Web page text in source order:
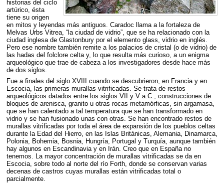
historias del ciclo
artúrico, ésta
tiene su origen
en mitos y leyendas más antiguos. Caradoc llama a la fortaleza de
Melvas Urbs Vitrea, “la ciudad de vidrio”, que se ha relacionado con la
ciudad inglesa de Glastonbury por el elemento glass, vidrio en inglés.
Pero ese nombre también remite a los palacios de cristal (o de vidrio) de
las hadas del folclore celta y, lo que resulta más curioso, a un enigma
arqueológico que trae de cabeza a los investigadores desde hace más
de dos siglos.
Fue a finales del siglo XVIII
cuando se descubrieron, en Francia y en
Escocia, las primeras murallas vitrificadas. Se trata de restos
arqueológicos datados entre los siglos VII
y V a.C., construcciones de
bloques de arenisca, granito u otras rocas metamórficas, sin argamasa,
que se han calentado a tal temperatura que se han transformado en
vidrio y se han fusionado unas con otras. Se han encontrado restos de
murallas vitrificadas por toda el área de expansión de los pueblos celtas
durante la Edad del Hierro, en las Islas Británicas, Alemania, Dinamarca,
Polonia, Bohemia, Bosnia, Hungría, Portugal y Turquía, aunque también
hay algunos en Escandinavia y en Irán. Creo que en España no
tenemos. La mayor concentración de murallas vitrificadas se da en
Escocia, sobre todo al norte del río Forth, donde se conservan varias
decenas de castros cuyas murallas están vitrificadas total o
parcialmente.